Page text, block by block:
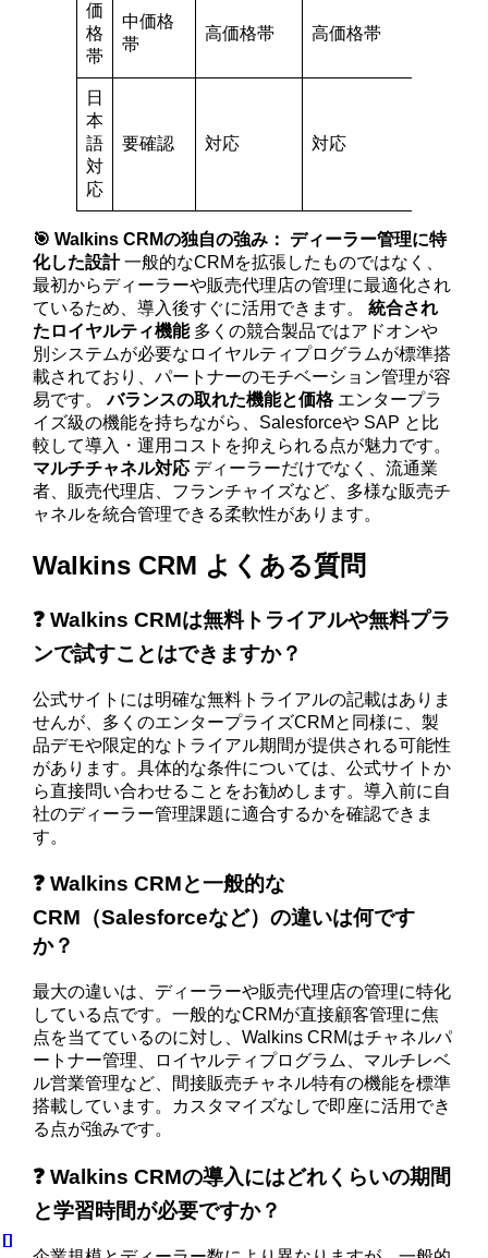
価
格
帯
中価格
帯
高価格帯 高価格帯
日
本
語
対
応
要確認 対応 対応
🎯 Walkins CRMの独自の強み：
ディーラー管理に特
化した設計一般的なCRMを拡張したものではなく、
最初からディーラーや販売代理店の管理に最適化され
ているため、導入後すぐに活用できます。統合され
たロイヤルティ機能多くの競合製品ではアドオンや
別システムが必要なロイヤルティプログラムが標準搭
載されており、パートナーのモチベーション管理が容
易です。バランスの取れた機能と価格エンタープラ
イズ級の機能を持ちながら、Salesforceや SAP と比
較して導入・運用コストを抑えられる点が魅力です。
マルチチャネル対応 ディーラーだけでなく、流通業
者、販売代理店、フランチャイズなど、多様な販売チ
ャネルを統合管理できる柔軟性があります。
Walkins CRM よくある質問
❓ Walkins CRMは無料トライアルや無料プラ
ンで試すことはできますか？
公式サイトには明確な無料トライアルの記載はありま
せんが、多くのエンタープライズCRMと同様に、製
品デモや限定的なトライアル期間が提供される可能性
があります。具体的な条件については、公式サイトか
ら直接問い合わせることをお勧めします。導入前に自
社のディーラー管理課題に適合するかを確認できま
す。
❓ Walkins CRMと一般的な
CRM（Salesforceなど）の違いは何です
か？
最大の違いは、ディーラーや販売代理店の管理に特化
している点です。一般的なCRMが直接顧客管理に焦
点を当てているのに対し、Walkins CRMはチャネルパ
ートナー管理、ロイヤルティプログラム、マルチレベ
ル営業管理など、間接販売チャネル特有の機能を標準
搭載しています。カスタマイズなしで即座に活用でき
る点が強みです。
❓ Walkins CRMの導入にはどれくらいの期間
と学習時間が必要ですか？